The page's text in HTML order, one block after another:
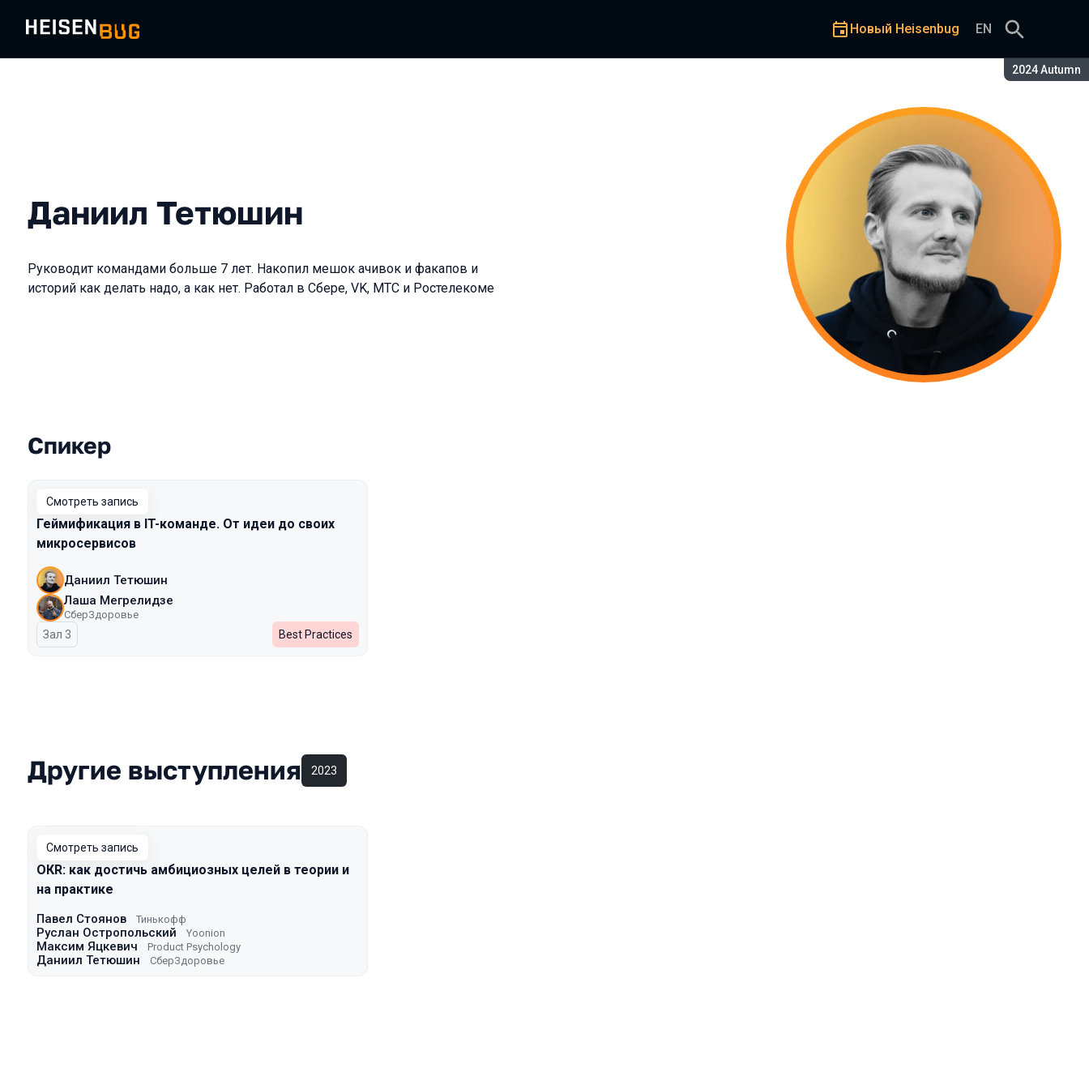
Сезон:
2024 Autumn
Новый Heisenbug EN
Даниил Тетюшин
Руководит командами больше 7 лет. Накопил мешок ачивок и факапов и
историй как делать надо, а как нет. Работал в Сбере, VK, МТС и Ростелекоме
Выступления в сезоне 2024 Autumn
Спикер
Смотреть запись
Геймификация в IT-команде. От идеи до своих
микросервисов
Даниил Тетюшин
Лаша Мегрелидзе
СберЗдоровье
Зал 3 Best Practices
Другие выступления 2023
Смотреть запись
ОКR: как достичь амбициозных целей в теории и
на практике
Павел Стоянов Тинькофф
Руслан Остропольский Yoonion
Максим Яцкевич Product Psychology
Даниил Тетюшин СберЗдоровье